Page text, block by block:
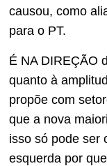
causou, como
para o PT.
É NA DIREÇÃO
quanto à
propõe com
que a nova
isso só pode ser
esquerda por